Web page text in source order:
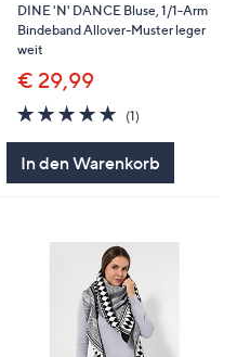
DINE 'N' DANCE Bluse, 1/1-Arm
Bindeband Allover-Muster leger
weit
€ 29,99
5.0
von
(1)1
In den Warenkorb